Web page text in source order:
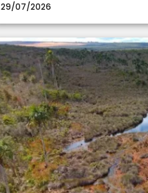
29/07/2026